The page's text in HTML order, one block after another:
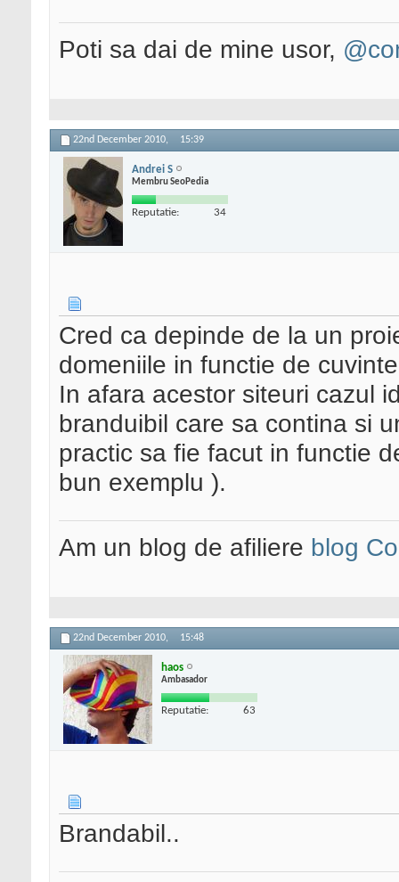
Poti sa dai de mine usor,
22nd December 2010, 15:39
Andrei S
Membru SeoPedia
Reputatie: 34
Cred ca depinde de la un
domeniile in functie de
In afara acestor siteuri cazul
branduibil care sa contina si
practic sa fie facut in functie
bun exemplu ).
Am un blog de afiliere blog
22nd December 2010, 15:48
haos
Ambasador
Reputatie: 63
Brandabil..